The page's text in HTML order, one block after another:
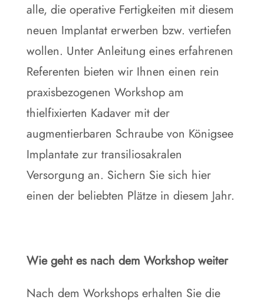
alle, die operative Fertigkeiten mit diesem
neuen Implantat erwerben bzw. vertiefen
wollen. Unter Anleitung eines erfahrenen
Referenten bieten wir Ihnen einen rein
praxisbezogenen Workshop am
thielfixierten Kadaver mit der
augmentierbaren Schraube von Königsee
Implantate zur transiliosakralen
Versorgung an. Sichern Sie sich hier
einen der beliebten Plätze in diesem Jahr.
Wie geht es nach dem Workshop weiter
Nach dem Workshops erhalten Sie die